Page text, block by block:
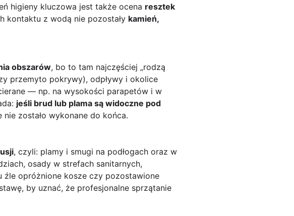
higieny kluczowa jest także ocena resztek
kontaktu z wodą nie pozostały kamień,
obszarów, bo to tam najczęściej „rodzą
przemyto pokrywy), odpływy i okolice
— np. na wysokości parapetów i w
jeśli brud lub plama są widoczne pod
nie zostało wykonane do końca.
, czyli: plamy i smugi na podłogach oraz w
osady w strefach sanitarnych,
źle opróżnione kosze czy pozostawione
by uznać, że profesjonalne sprzątanie